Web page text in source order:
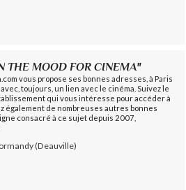
THE MOOD FOR CINEMA"
vous propose ses bonnes adresses, à Paris
toujours, un lien avec le cinéma. Suivez le
qui vous intéresse pour accéder à
également de nombreuses autres bonnes
consacré à ce sujet depuis 2007,
(Deauville)